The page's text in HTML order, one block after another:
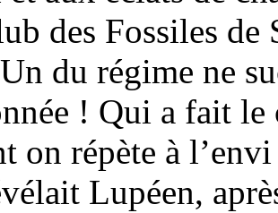
des Fossiles
du régime ne
! Qui a fait
on répète à
Lupéen,